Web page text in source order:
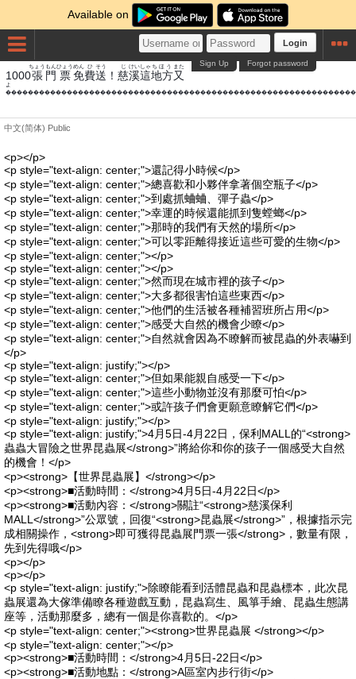
Available on
Login
Forgot password
Sign Up
1000張
ちょう
門
もん
票
ひょう
免
めん
費
ひ
送
そう
！ 慈
じ
溪
けい
這
しゃ
地方
ちほう
又
また
中文(简体) Public
<p></p>
<p style="text-align: center;">還記得小時候</p>
<p style="text-align: center;">總喜歡和小夥伴拿著個空瓶子</p>
<p style="text-align: center;">到處抓蛐蛐、彈子蟲</p>
<p style="text-align: center;">幸運的時候還能抓到隻螳螂</p>
<p style="text-align: center;">那時的我們有天然的場所</p>
<p style="text-align: center;">可以零距離得接近這些可愛的生物</p>
<p style="text-align: center;"></p>
<p style="text-align: center;"></p>
<p style="text-align: center;">然而現在城市裡的孩子</p>
<p style="text-align: center;">大多都很害怕這些東西</p>
<p style="text-align: center;">他們的生活被各種補習班所占用</p>
<p style="text-align: center;">感受大自然的機會少瞭</p>
<p style="text-align: center;">自然就會因為不瞭解而被昆蟲的外表嚇到
</p>
<p style="text-align: justify;"></p>
<p style="text-align: center;">但如果能親自感受一下</p>
<p style="text-align: center;">這些小動物並沒有那麼可怕</p>
<p style="text-align: center;">或許孩子們會更願意瞭解它們</p>
<p style="text-align: justify;"></p>
<p style="text-align: justify;">4月5日-4月22日，保利MALL的“<strong>
蟲蟲大冒險之世界昆蟲展</strong>”將給你和你的孩子一個感受大自然
的機會！</p>
<p><strong>【世界昆蟲展】</strong></p>
<p><strong>■活動時間：</strong>4月5日-4月22日</p>
<p><strong>■活動內容：</strong>關註“<strong>慈溪保利
MALL</strong>”公眾號，回復“<strong>昆蟲展</strong>”，根據指示完
成相關操作，<strong>即可獲得昆蟲展門票一張</strong>，數量有限，
先到先得哦</p>
<p></p>
<p></p>
<p style="text-align: justify;">除瞭能看到活體昆蟲和昆蟲標本，此次昆
蟲展還為大傢準備瞭各種遊戲互動，昆蟲寫生、風箏手繪、昆蟲生態講
座等，活動那麼多，總有一個是你喜歡的。</p>
<p style="text-align: center;"><strong>世界昆蟲展 </strong></p>
<p style="text-align: center;"></p>
<p><strong>■活動時間：</strong>4月5日-22日</p>
<p><strong>■活動地點：</strong>A區室內步行街</p>